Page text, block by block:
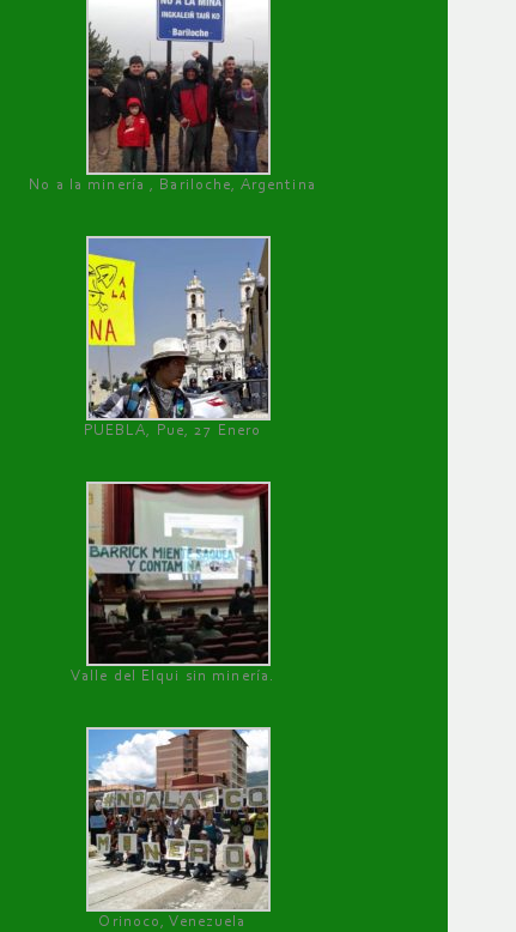
No a la minería , Bariloche, Argentina
PUEBLA, Pue, 27 Enero
Valle del Elqui sin minería.
Orinoco, Venezuela